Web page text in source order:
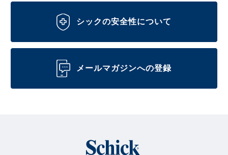
シックの安全性について
メールマガジンへの登録